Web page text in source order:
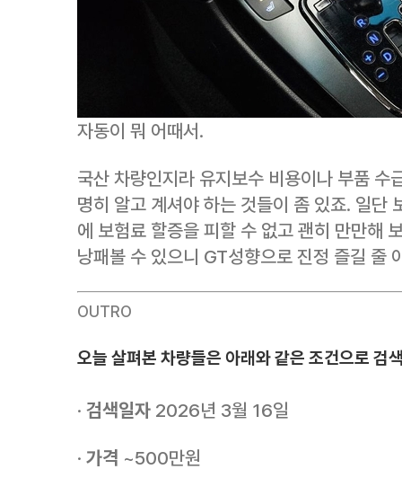
자동이 뭐 어때서.
국산 차량인지라 유지보수 비용이나 부품 수
명히 알고 계셔야 하는 것들이 좀 있죠. 일단
에 보험료 할증을 피할 수 없고 괜히 만만해
낭패볼 수 있으니 GT성향으로 진정 즐길 줄
OUTRO
오늘 살펴본 차량들은 아래와 같은 조건으로 검
· 검색일자 2026년 3월 16일
· 가격 ~500만원